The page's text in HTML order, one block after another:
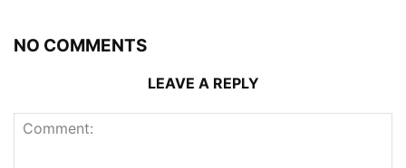
NO COMMENTS
LEAVE A REPLY